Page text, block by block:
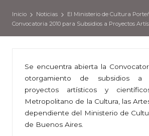
Inicio Noticias
El Ministerio de Cultura
Convocatoria 2010 para Subsidios a Proyectos
Se encuentra abierta la
otorgamiento de subsidios a
proyectos artísticos y
Metropolitano de la Cultura, las
dependiente del Ministerio de
de Buenos Aires.